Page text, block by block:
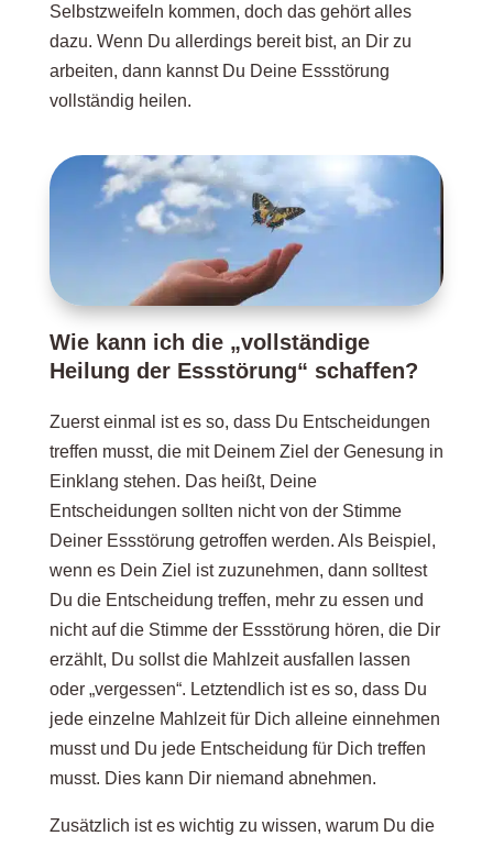
Selbstzweifeln kommen, doch das gehört alles
dazu. Wenn Du allerdings bereit bist, an Dir zu
arbeiten, dann kannst Du Deine Essstörung
vollständig heilen.
Wie kann ich die „vollständige
Heilung der Essstörung“ schaffen?
Zuerst einmal ist es so, dass Du Entscheidungen
treffen musst, die mit Deinem Ziel der Genesung in
Einklang stehen. Das heißt, Deine
Entscheidungen sollten nicht von der Stimme
Deiner Essstörung getroffen werden. Als Beispiel,
wenn es Dein Ziel ist zuzunehmen, dann solltest
Du die Entscheidung treffen, mehr zu essen und
nicht auf die Stimme der Essstörung hören, die Dir
erzählt, Du sollst die Mahlzeit ausfallen lassen
oder „vergessen“. Letztendlich ist es so, dass Du
jede einzelne Mahlzeit für Dich alleine einnehmen
musst und Du jede Entscheidung für Dich treffen
musst. Dies kann Dir niemand abnehmen.
Zusätzlich ist es wichtig zu wissen, warum Du die